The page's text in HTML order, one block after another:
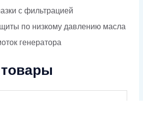
с фильтрацией
по низкому давлению масла
генератора